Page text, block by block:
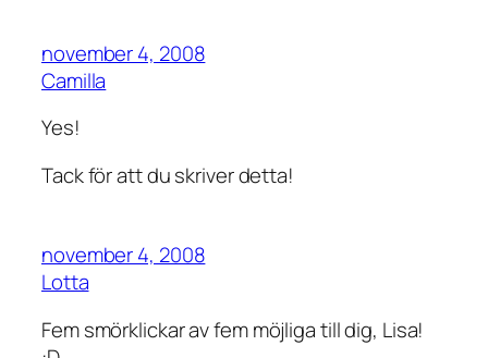
november 4, 2008
Camilla
Yes!
Tack för att du skriver detta!
november 4, 2008
Lotta
Fem smörklickar av fem möjliga till dig, Lisa!